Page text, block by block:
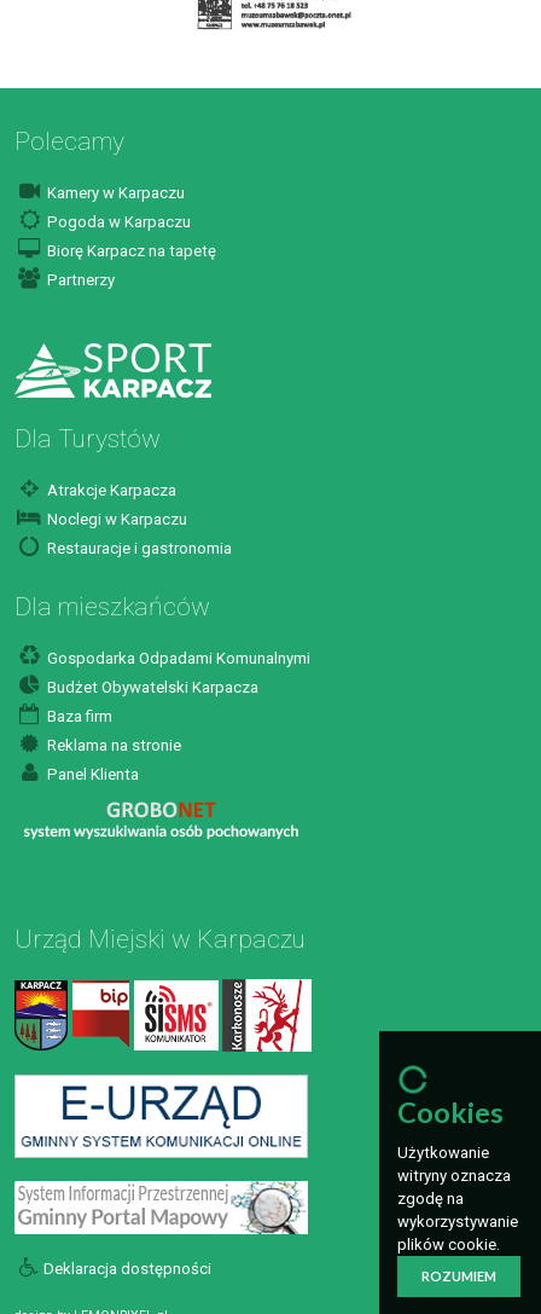
Polecamy
Kamery w Karpaczu
Pogoda w Karpaczu
Biorę Karpacz na tapetę
Partnerzy
Dla Turystów
Atrakcje Karpacza
Noclegi w Karpaczu
Restauracje i gastronomia
Dla mieszkańców
Gospodarka Odpadami Komunalnymi
Budżet Obywatelski Karpacza
Baza firm
Reklama na stronie
Panel Klienta
Urząd Miejski w Karpaczu
Deklaracja dostępności
Cookies
Użytkowanie
witryny oznacza
zgodę na
wykorzystywanie
plików cookie.
ROZUMIEM